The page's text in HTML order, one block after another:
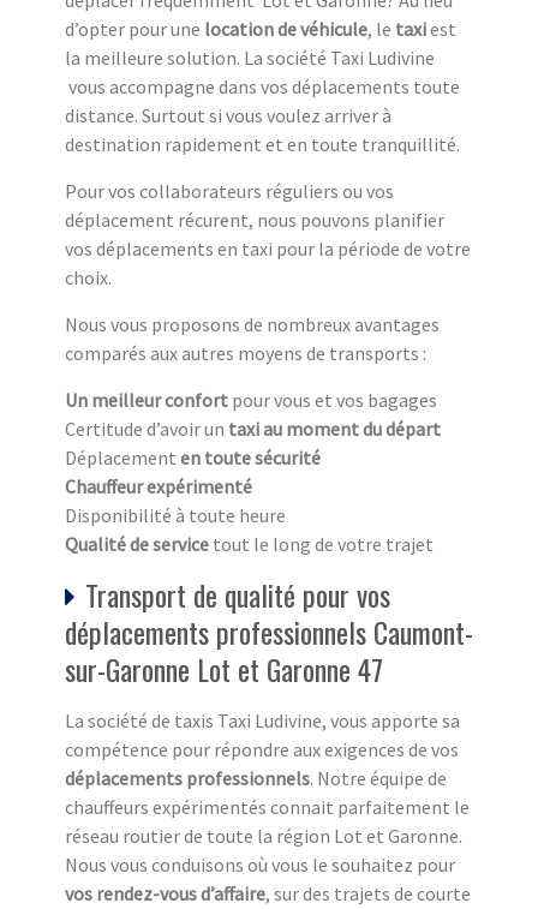
d’opter pour une location de véhicule, le taxiest
la meilleure solution. La société Taxi Ludivine
vous accompagne dans vos déplacements toute
distance. Surtout si vous voulez arriver à
destination rapidement et en toute tranquillité.
Pour vos collaborateurs réguliers ou vos
déplacement récurent, nous pouvons planifier
vos déplacements en taxi pour la période de votre
choix.
Nous vous proposons de nombreux avantages
comparés aux autres moyens de transports :
Un meilleur confort pour vous et vos bagages
Certitude d’avoir un taxi au moment du départ
Déplacement en toute sécurité
Chauffeur expérimenté
Disponibilité à toute heure
Qualité de service tout le long de votre trajet
Transport de qualité pour vos
déplacements professionnels Caumont-
sur-Garonne Lot et Garonne 47
La société de taxis Taxi Ludivine, vous apporte sa
compétence pour répondre aux exigences de vos
déplacements professionnels. Notre équipe de
chauffeurs expérimentés connait parfaitement le
réseau routier de toute la région Lot et Garonne.
Nous vous conduisons où vous le souhaitez pour
vos rendez-vous d’affaire, sur des trajets de courte